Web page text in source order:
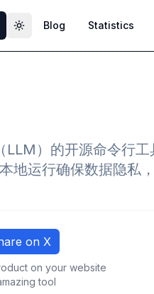
Toggle theme
Blog Statistics
）的开源命令行
地运行确保数据隐私
on X
on your website
tool